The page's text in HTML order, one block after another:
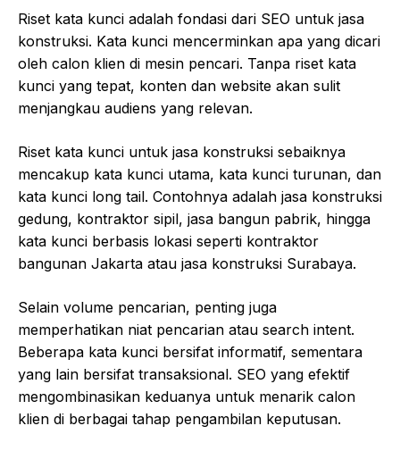
Riset kata kunci adalah fondasi dari SEO untuk jasa
konstruksi. Kata kunci mencerminkan apa yang dicari
oleh calon klien di mesin pencari. Tanpa riset kata
kunci yang tepat, konten dan website akan sulit
menjangkau audiens yang relevan.
Riset kata kunci untuk jasa konstruksi sebaiknya
mencakup kata kunci utama, kata kunci turunan, dan
kata kunci long tail. Contohnya adalah jasa konstruksi
gedung, kontraktor sipil, jasa bangun pabrik, hingga
kata kunci berbasis lokasi seperti kontraktor
bangunan Jakarta atau jasa konstruksi Surabaya.
Selain volume pencarian, penting juga
memperhatikan niat pencarian atau search intent.
Beberapa kata kunci bersifat informatif, sementara
yang lain bersifat transaksional. SEO yang efektif
mengombinasikan keduanya untuk menarik calon
klien di berbagai tahap pengambilan keputusan.